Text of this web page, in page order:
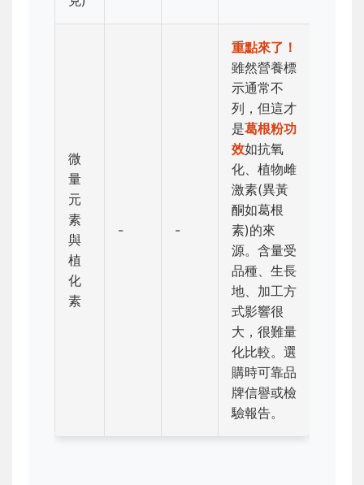
微
量
元
素
與
植
化
素
- -
重點來了！
雖然營養標
示通常不
列，但這才
是葛根粉功
效如抗氧
化、植物雌
激素(異黃
酮如葛根
素)的來
源。含量受
品種、生長
地、加工方
式影響很
大，很難量
化比較。選
購時可靠品
牌信譽或檢
驗報告。